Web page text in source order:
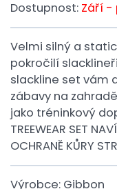
Dostupnost: Září -
Velmi silný a
pokročilí
slackline set vám
zábavy na
jako tréninkový
TREEWEAR SET
OCHRANĚ KŮRY
Výrobce: Gibbon